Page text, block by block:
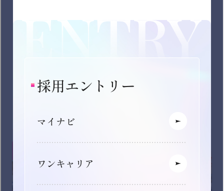
イオン北海道株式会社
心に、「日用品」「衣料品」など日々の生活に欠かせな